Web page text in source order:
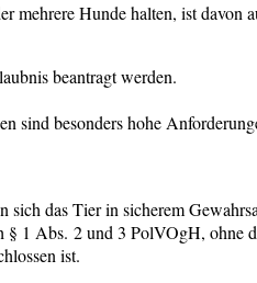
mehrere Hunde halten, ist davon
beantragt werden.
besonders hohe
sich das Tier in sicherem
1 Abs. 2 und 3 PolVOgH,
ist.